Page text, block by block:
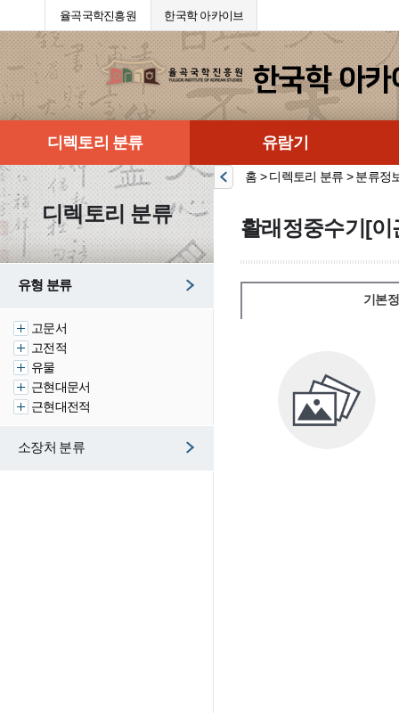
율곡국학진흥원 한국학 아카이브
디렉토리 분류 유람기
디렉토리 분류
유형 분류
고문서
고전적
유물
근현대문서
근현대전적
소장처 분류
홈 > 디렉토리 분류 > 분류정
활래정중수기[
기본